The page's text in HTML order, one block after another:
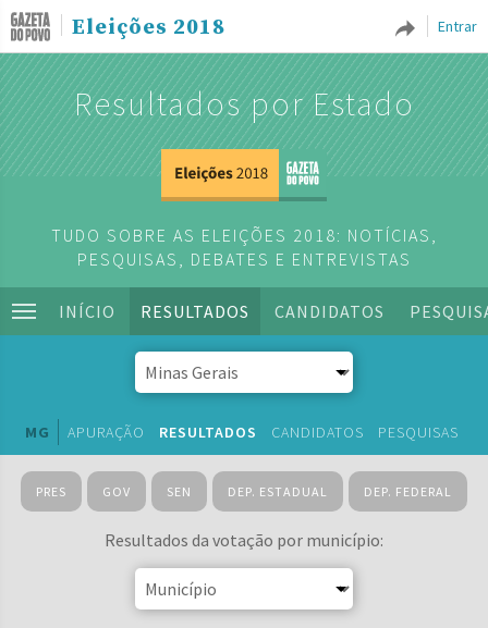
Entrar
Eleições 2018
Resultados por Estado
TUDO SOBRE AS ELEIÇÕES 2018: NOTÍCIAS,
PESQUISAS, DEBATES E ENTREVISTAS
INÍCIO RESULTADOS CANDIDATOS
MG APURAÇÃO RESULTADOS CANDIDATOS PESQUISAS
PRES GOV SEN DEP. ESTADUAL DEP. FEDERAL
Resultados da votação por município: